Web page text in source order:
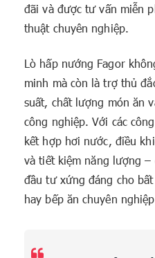
đãi và được tư vấn miễn
thuật chuyên nghiệp.
Lò hấp nướng Fagor
minh mà còn là trợ thủ
suất, chất lượng món ăn
công nghiệp. Với các
kết hợp hơi nước, điều
và tiết kiệm năng lượng –
đầu tư xứng đáng cho
hay bếp ăn chuyên